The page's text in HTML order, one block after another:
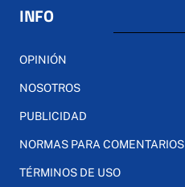
INFO
OPINIÓN
NOSOTROS
PUBLICIDAD
NORMAS PARA COMENTARIOS
TÉRMINOS DE USO